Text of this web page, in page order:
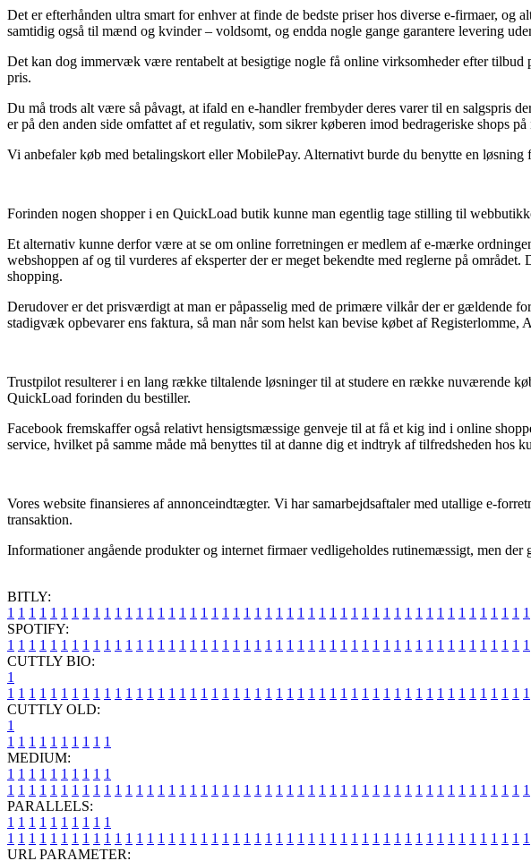
Det er efterhånden ultra smart for enhver at finde de bedste priser hos diverse e-firmaer,
samtidig også til mænd og kvinder – voldsomt, og endda nogle gange garantere levering
Det kan dog immervæk være rentabelt at besigtige nogle få online virksomheder efter
pris.
Du må trods alt være så påvagt, at ifald en e-handler frembyder deres varer til en salgspris
er på den anden side omfattet af et regulativ, som sikrer køberen imod bedrageriske shops på
Vi anbefaler køb med betalingskort eller MobilePay. Alternativt burde du benytte en
Forinden nogen shopper i en QuickLoad butik kunne man egentlig tage stilling til
Et alternativ kunne derfor være at se om online forretningen er medlem af e-mærke
webshoppen af og til vurderes af eksperter der er meget bekendte med reglerne på
shopping.
Derudover er det prisværdigt at man er påpasselig med de primære vilkår der er gældende
stadigvæk opbevarer ens faktura, så man når som helst kan bevise købet af
Trustpilot resulterer i en lang række tiltalende løsninger til at studere en række nuværende
QuickLoad forinden du bestiller.
Facebook fremskaffer også relativt hensigtsmæssige genveje til at få et kig ind i online
service, hvilket på samme måde må benyttes til at danne dig et indtryk af tilfredsheden hos
Vores website finansieres af annonceindtægter. Vi har samarbejdsaftaler med utallige e-
transaktion.
Informationer angående produkter og internet firmaer vedligeholdes rutinemæssigt, men
BITLY:
1 1 1 1 1 1 1 1 1 1 1 1 1 1 1 1 1 1 1 1 1 1 1 1 1 1 1 1 1 1 1 1 1 1 1 1 1 1 1 1 1 1 1 1 1 1 1 1 1
SPOTIFY:
1 1 1 1 1 1 1 1 1 1 1 1 1 1 1 1 1 1 1 1 1 1 1 1 1 1 1 1 1 1 1 1 1 1 1 1 1 1 1 1 1 1 1 1 1 1 1 1 1
CUTTLY BIO:
1
1 1 1 1 1 1 1 1 1 1 1 1 1 1 1 1 1 1 1 1 1 1 1 1 1 1 1 1 1 1 1 1 1 1 1 1 1 1 1 1 1 1 1 1 1 1 1 1 1
CUTTLY OLD:
1
1 1 1 1 1 1 1 1 1 1
MEDIUM:
1 1 1 1 1 1 1 1 1 1
1 1 1 1 1 1 1 1 1 1 1 1 1 1 1 1 1 1 1 1 1 1 1 1 1 1 1 1 1 1 1 1 1 1 1 1 1 1 1 1 1 1 1 1 1 1 1 1 1
PARALLELS:
1 1 1 1 1 1 1 1 1 1
1 1 1 1 1 1 1 1 1 1 1 1 1 1 1 1 1 1 1 1 1 1 1 1 1 1 1 1 1 1 1 1 1 1 1 1 1 1 1 1 1 1 1 1 1 1 1 1 1
URL PARAMETER: